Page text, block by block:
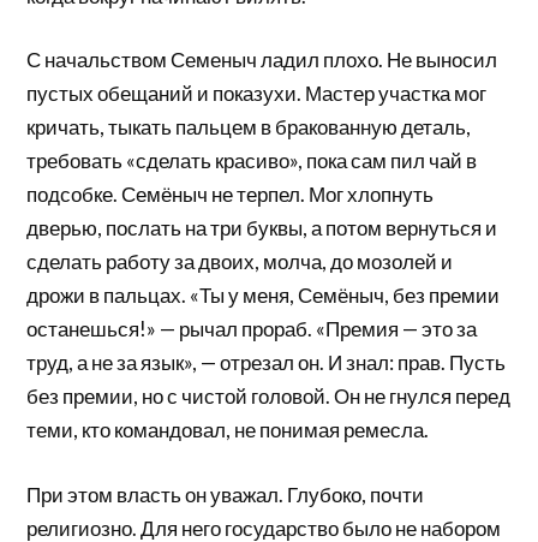
С начальством Семеныч ладил плохо. Не выносил
пустых обещаний и показухи. Мастер участка мог
кричать, тыкать пальцем в бракованную деталь,
требовать «сделать красиво», пока сам пил чай в
подсобке. Семёныч не терпел. Мог хлопнуть
дверью, послать на три буквы, а потом вернуться и
сделать работу за двоих, молча, до мозолей и
дрожи в пальцах. «Ты у меня, Семёныч, без премии
останешься!» — рычал прораб. «Премия — это за
труд, а не за язык», — отрезал он. И знал: прав. Пусть
без премии, но с чистой головой. Он не гнулся перед
теми, кто командовал, не понимая ремесла.
При этом власть он уважал. Глубоко, почти
религиозно. Для него государство было не набором